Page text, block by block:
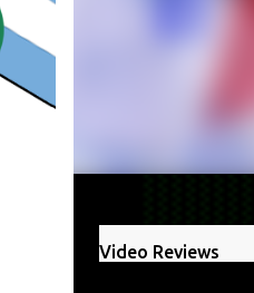
Video Reviews